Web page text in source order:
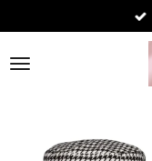
direct
naar
de